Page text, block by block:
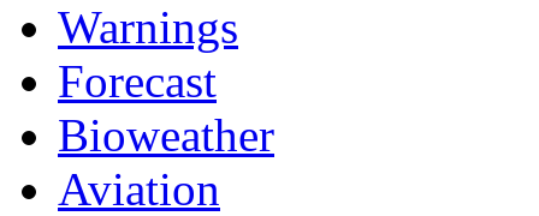
Warnings
Forecast
Bioweather
Aviation